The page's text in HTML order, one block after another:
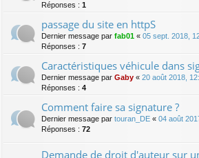
Réponses : 1
passage du site en httpS
Dernier message par fab01 « 05 sept. 2018,
Réponses : 7
Caractéristiques véhicule dans
Dernier message par Gaby « 20 août 2018,
Réponses : 4
Comment faire sa signature ?
Dernier message par touran_DE « 04 août
Réponses : 72
Demande de droit d'auteur sur